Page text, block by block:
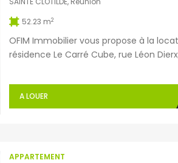
52.23 m2
OFIM Immobilier vous propose à la
résidence Le Carré Cube, rue Léon
que d’une salle d’eau avec […]
A LOUER
APPARTEMENT